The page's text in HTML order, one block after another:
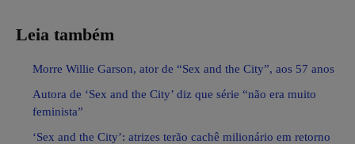
Leia também
Morre Willie Garson, ator de “Sex and the City”, aos 57 anos
Autora de ‘Sex and the City’ diz que série “não era muito
feminista”
‘Sex and the City’: atrizes terão cachê milionário em retorno